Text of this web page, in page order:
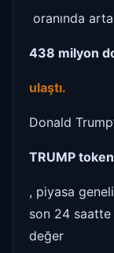
oranında
438 milyon
ulaştı.
Donald
TRUMP token
, piyasa
son 24
değer